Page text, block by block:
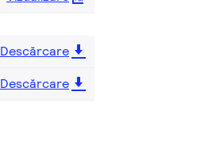
Descărcare
Descărcare